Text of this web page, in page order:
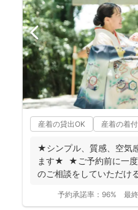
産着の貸出OK 産着の着
★シンプル、質感、空気
ます★ ★ご予約前に一度
のご相談をしていただ
予約承諾率： 96% 最